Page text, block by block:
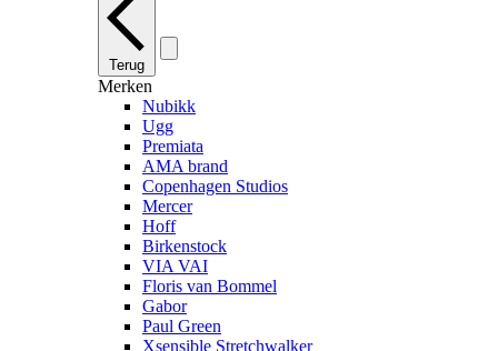
Terug
Merken
Nubikk
Ugg
Premiata
AMA brand
Copenhagen Studios
Mercer
Hoff
Birkenstock
VIA VAI
Floris van Bommel
Gabor
Paul Green
Xsensible Stretchwalker